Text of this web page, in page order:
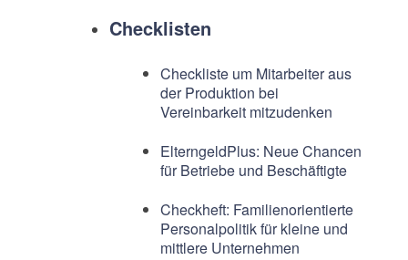
Checklisten
Checkliste um Mitarbeiter aus
der Produktion bei
Vereinbarkeit mitzudenken
ElterngeldPlus: Neue Chancen
für Betriebe und Beschäftigte
Checkheft: Familienorientierte
Personalpolitik für kleine und
mittlere Unternehmen